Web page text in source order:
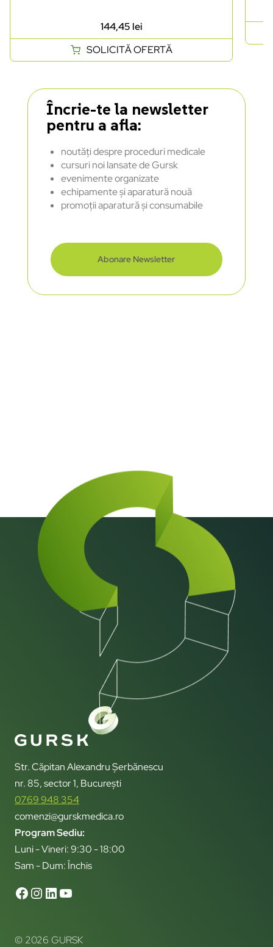
144,45 lei
SOLICITĂ OFERTĂ
Încrie-te la newsletter
pentru a afla:
noutăți despre proceduri medicale
cursuri noi lansate de Gursk
evenimente organizate
echipamente și aparatură nouă
promoții aparatură și consumabile
Abonare Newsletter
Str. Căpitan Alexandru Șerbănescu
nr. 85, sector 1, București
0769 948 354
comenzi@gurskmedica.ro
Program Sediu:
Luni - Vineri: 9:30 - 18:00
Sam - Dum: Închis
© 2026 GURSK